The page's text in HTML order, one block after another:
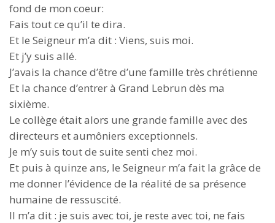
fond de mon coeur:
Fais tout ce qu’il te dira.
Et le Seigneur m’a dit : Viens, suis moi.
Et j’y suis allé.
J’avais la chance d’être d’une famille très chrétienne
Et la chance d’entrer à Grand Lebrun dès ma
sixième.
Le collège était alors une grande famille avec des
directeurs et aumôniers exceptionnels.
Je m’y suis tout de suite senti chez moi.
Et puis à quinze ans, le Seigneur m’a fait la grâce de
me donner l’évidence de la réalité de sa présence
humaine de ressuscité.
Il m’a dit : je suis avec toi, je reste avec toi, ne fais